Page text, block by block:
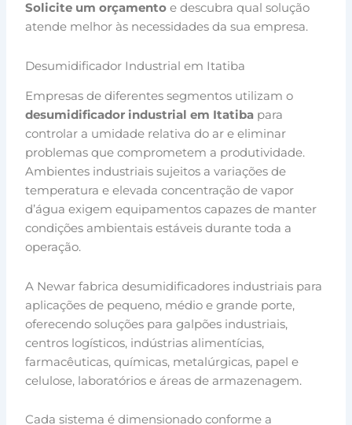
Solicite um orçamento e descubra qual solução
atende melhor às necessidades da sua empresa.
Desumidificador Industrial em Itatiba
Empresas de diferentes segmentos utilizam o
desumidificador industrial em Itatiba para
controlar a umidade relativa do ar e eliminar
problemas que comprometem a produtividade.
Ambientes industriais sujeitos a variações de
temperatura e elevada concentração de vapor
d’água exigem equipamentos capazes de manter
condições ambientais estáveis durante toda a
operação.
A Newar fabrica desumidificadores industriais para
aplicações de pequeno, médio e grande porte,
oferecendo soluções para galpões industriais,
centros logísticos, indústrias alimentícias,
farmacêuticas, químicas, metalúrgicas, papel e
celulose, laboratórios e áreas de armazenagem.
Cada sistema é dimensionado conforme a